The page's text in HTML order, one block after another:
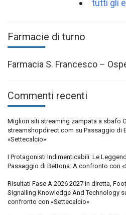
tutti gli
Farmacie di turno
Farmacia S. Francesco –
Commenti recenti
Migliori siti streaming zampata a sbafo
streamshopdirect.com su Passaggio di
«Settecalcio»
I Protagonisti Indimenticabili: Le
Passaggio di Bettona: A confronto con
Risultati Fase A 2026 2027 in diretta,
Signalling Knowledge And Technology
confronto con «Settecalcio»